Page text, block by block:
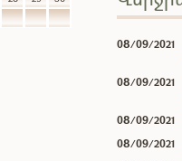
08/09/2021
08/09/2021
08/09/2021
08/09/2021